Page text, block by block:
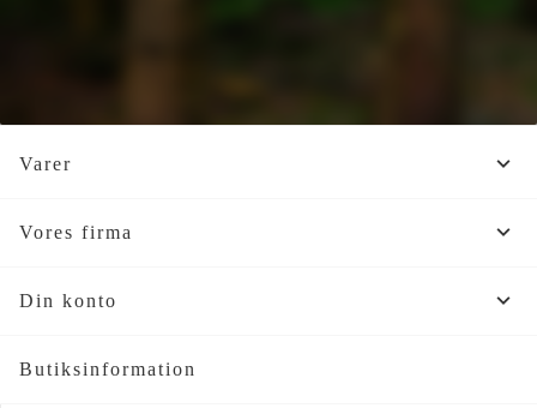
Varer 
Vores firma 
Din konto 
Butiksinformation